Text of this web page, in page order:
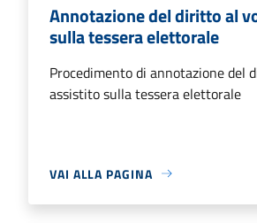
Annotazione del diritto al
sulla tessera elettorale
Procedimento di annotazione del
assistito sulla tessera elettorale
VAI ALLA PAGINA